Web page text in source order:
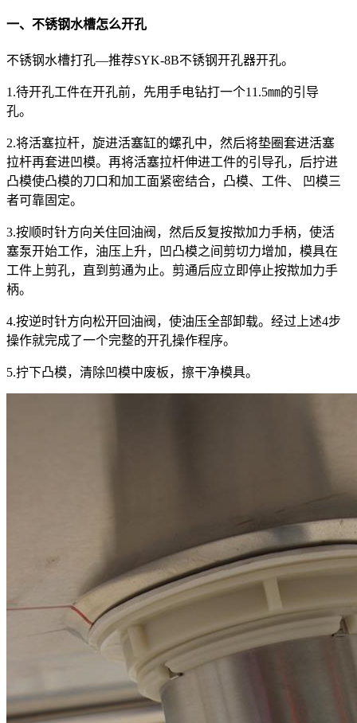
一、不锈钢水槽怎么开孔
不锈钢水槽打孔—推荐SYK-8B不锈钢开孔器开孔。
1.待开孔工件在开孔前，先用手电钻打一个11.5㎜的引导
孔。
2.将活塞拉杆，旋进活塞缸的螺孔中，然后将垫圈套进活塞
拉杆再套进凹模。再将活塞拉杆伸进工件的引导孔，后拧进
凸模使凸模的刀口和加工面紧密结合，凸模、工件、 凹模三
者可靠固定。
3.按顺时针方向关住回油阀，然后反复按揿加力手柄，使活
塞泵开始工作，油压上升，凹凸模之间剪切力增加，模具在
工件上剪孔，直到剪通为止。剪通后应立即停止按揿加力手
柄。
4.按逆时针方向松开回油阀，使油压全部卸载。经过上述4步
操作就完成了一个完整的开孔操作程序。
5.拧下凸模，清除凹模中废板，擦干净模具。